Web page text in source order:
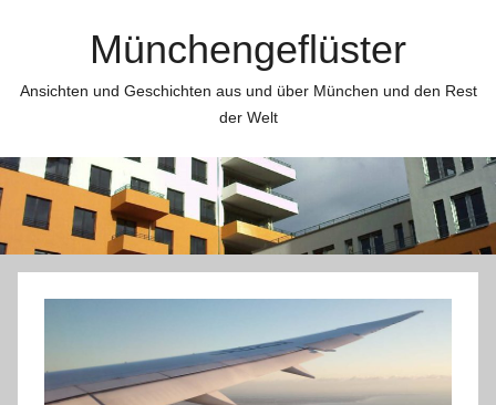
Münchengeflüster
Ansichten und Geschichten aus und über München und den Rest
der Welt